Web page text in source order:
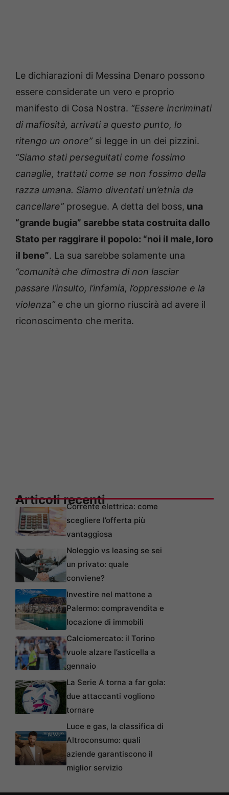
Le dichiarazioni di Messina Denaro possono
essere considerate un vero e proprio
manifesto di Cosa Nostra. “Essere incriminati
di mafiosità, arrivati a questo punto, lo
ritengo un onore” si legge in un dei pizzini.
“Siamo stati perseguitati come fossimo
canaglie, trattati come se non fossimo della
razza umana. Siamo diventati un’etnia da
cancellare” prosegue. A detta del boss, una
“grande bugia” sarebbe stata costruita dallo
Stato per raggirare il popolo: “noi il male, loro
il bene”. La sua sarebbe solamente una
“comunità che dimostra di non lasciar
passare l’insulto, l’infamia, l’oppressione e la
violenza” e che un giorno riuscirà ad avere il
riconoscimento che merita.
Articoli recentiCorrente elettrica: come
scegliere l’offerta più
vantaggiosa
Noleggio vs leasing se sei
un privato: quale
conviene?
Investire nel mattone a
Palermo: compravendita e
locazione di immobili
Calciomercato: il Torino
vuole alzare l’asticella a
gennaio
La Serie A torna a far gola:
due attaccanti vogliono
tornare
Luce e gas, la classifica di
Altroconsumo: quali
aziende garantiscono il
miglior servizio